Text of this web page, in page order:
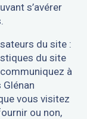
s’avérer
du site :
du site
à
vous visitez
ou non,